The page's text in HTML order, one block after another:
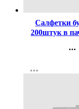
Салфетки
200штук в
...
Регистрация
more_horiz